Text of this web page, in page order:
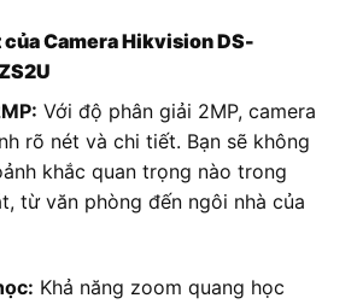
Camera Hikvision DS-
Với độ phân giải 2MP, camera
rõ nét và chi tiết. Bạn sẽ không
khắc quan trọng nào trong
từ văn phòng đến ngôi nhà của
Khả năng zoom quang học